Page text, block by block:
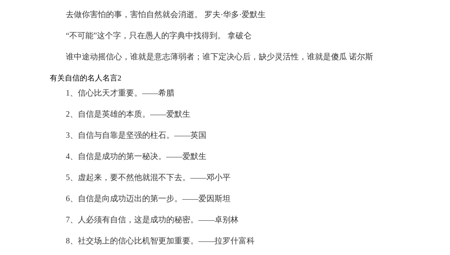
去做你害怕的事，害怕自然就会消逝。 罗夫·华多·爱默生
“不可能”这个字，只在愚人的字典中找得到。 拿破仑
谁中途动摇信心，谁就是意志薄弱者；谁下定决心后，缺少灵活性，谁就是傻瓜 诺尔斯
有关自信的名人名言2
1、信心比天才重要。——希腊
2、自信是英雄的本质。——爱默生
3、自信与自靠是坚强的柱石。——英国
4、自信是成功的第一秘决。——爱默生
5、虚起来，要不然他就混不下去。——邓小平
6、自信是向成功迈出的第一步。——爱因斯坦
7、人必须有自信，这是成功的秘密。——卓别林
8、社交场上的信心比机智更加重要。——拉罗什富科